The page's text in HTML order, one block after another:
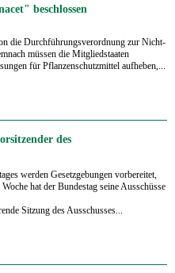
beschlossen
die Durchführungsverordnung zur Nicht-
müssen die Mitgliedstaaten
für Pflanzenschutzmittel aufheben,...
des
werden Gesetzgebungen vorbereitet,
hat der Bundestag seine Ausschüsse
Sitzung des Ausschusses...